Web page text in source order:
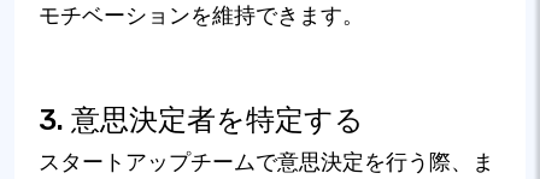
モチベーションを維持できます。
3. 意思決定者を特定する
スタートアップチームで意思決定を行う際、ま